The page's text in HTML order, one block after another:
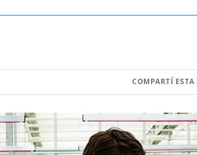
COMPARTÍ